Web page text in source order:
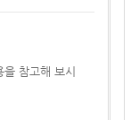
참고해 보시